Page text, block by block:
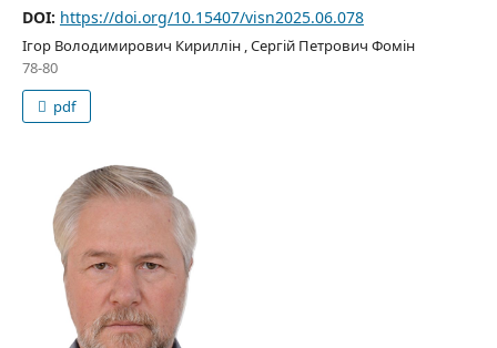
DOI: https://doi.org/10.15407/visn2025.06.078
Ігор Володимирович Кириллін , Сергій Петрович Фомін
78-80
pdf